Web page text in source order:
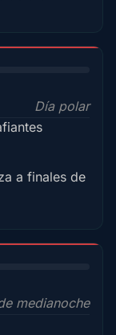
Día polar
a finales de
medianoche